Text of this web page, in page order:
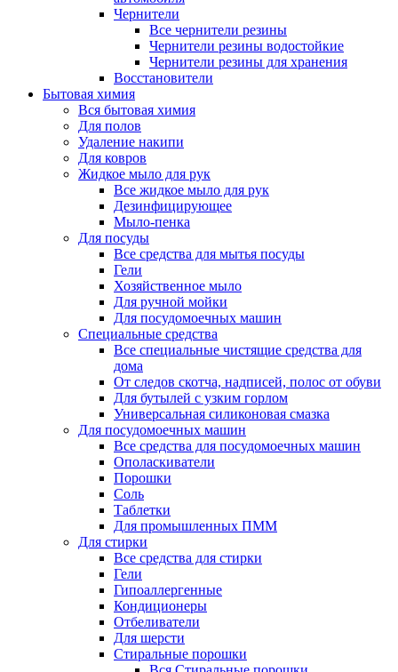
Чернители
Все чернители резины
Чернители резины водостойкие
Чернители резины для хранения
Восстановители
Бытовая химия
Вся бытовая химия
Для полов
Удаление накипи
Для ковров
Жидкое мыло для рук
Все жидкое мыло для рук
Дезинфицирующее
Мыло-пенка
Для посуды
Все средства для мытья посуды
Гели
Хозяйственное мыло
Для ручной мойки
Для посудомоечных машин
Специальные средства
Все специальные чистящие средства для
дома
От следов скотча, надписей, полос от обуви
Для бутылей с узким горлом
Универсальная силиконовая смазка
Для посудомоечных машин
Все средства для посудомоечных машин
Ополаскиватели
Порошки
Соль
Таблетки
Для промышленных ПММ
Для стирки
Все средства для стирки
Гели
Гипоаллергенные
Кондиционеры
Отбеливатели
Для шерсти
Стиральные порошки